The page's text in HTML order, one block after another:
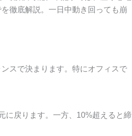
徹底解説。一日中動き回っても崩
スで決まります。特にオフィスで
に戻ります。一方、10%超えると締